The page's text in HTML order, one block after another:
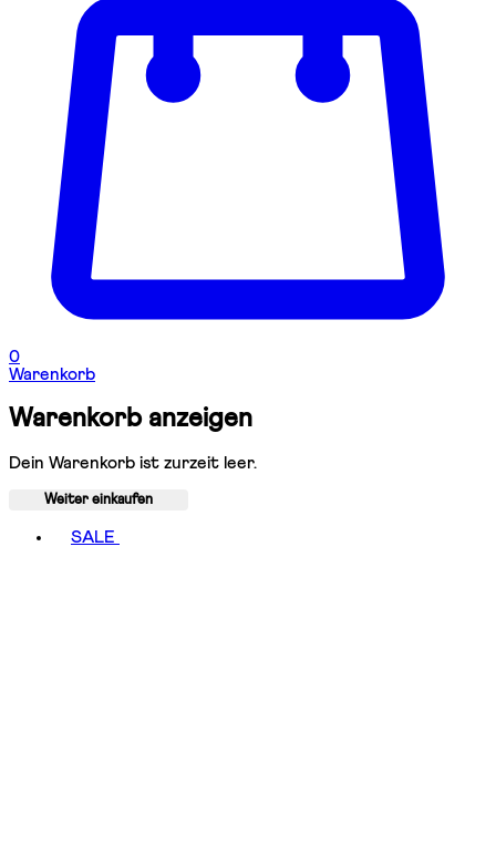
0
Warenkorb
Warenkorb anzeigen
Dein Warenkorb ist zurzeit leer.
Weiter einkaufen
SALE